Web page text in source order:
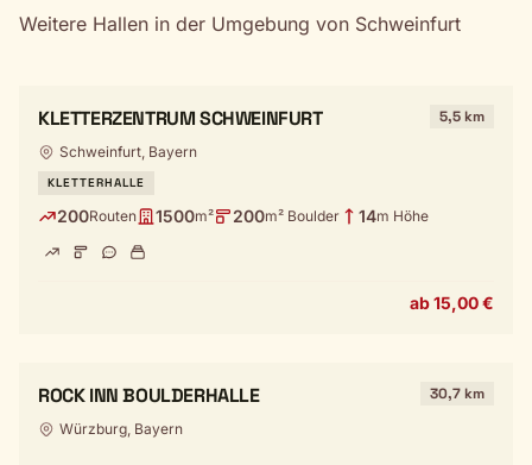
Weitere Hallen in der Umgebung von Schweinfurt
KLETTERZENTRUM SCHWEINFURT 5,5 km
Schweinfurt, Bayern
KLETTERHALLE
200Routen 1500m² 200m² Boulder 14m Höhe
ab 15,00 €
ROCK INN BOULDERHALLE 30,7 km
Würzburg, Bayern